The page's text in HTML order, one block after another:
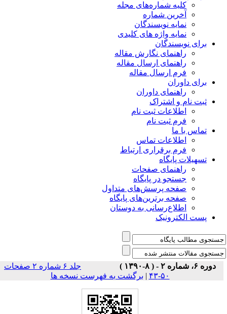
کلیه شماره‌های مجله
آخرین شماره
نمایه نویسندگان
نمایه واژه های کلیدی
برای نویسندگان
راهنمای نگارش مقاله
راهنمای ارسال مقاله
فرم ارسال مقاله
برای داوران
راهنمای داوران
ثبت نام و اشتراک
اطلاعات ثبت نام
فرم ثبت نام
تماس با ما
اطلاعات تماس
فرم برقراری ارتباط
تسهیلات پایگاه
راهنمای صفحات
جستجو در پایگاه
صفحه پرسش‌های متداول
صفحه برترین‌های پایگاه
اطلاع‌رسانی به دوستان
پست الکترونیک
دوره ۶، شماره ۲ - ( ۸-۱۳۹۰ )
جلد ۶ شماره ۲ صفحات
۵۰-۴۳
|برگشت به فهرست نسخه ها